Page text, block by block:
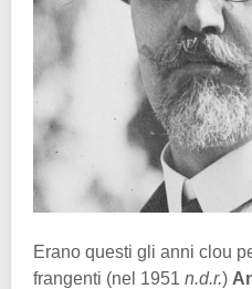
Erano questi gli anni clou
frangenti (nel 1951 n.d.r.)